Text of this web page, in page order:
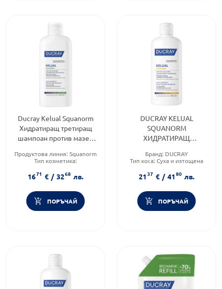
Ducray Kelual Squanorm
Хидратиращ третиращ
шампоан против мазен
Продуктова линия: Squanorm
Тип козметика:
Тип коса:Пърхот
1671 € / 3268 лв.
ПОРЪЧАЙ
DUCRAY KELUAL
SQUANORM
ХИДРАТИРАЩ
ПРОТИВ СУХ ПЪРХОТ
Бранд: DUCRAY
Тип коса: Суха и изтощена
Форма на продукта: шампоан
2137 € / 4180 лв.
ПОРЪЧАЙ